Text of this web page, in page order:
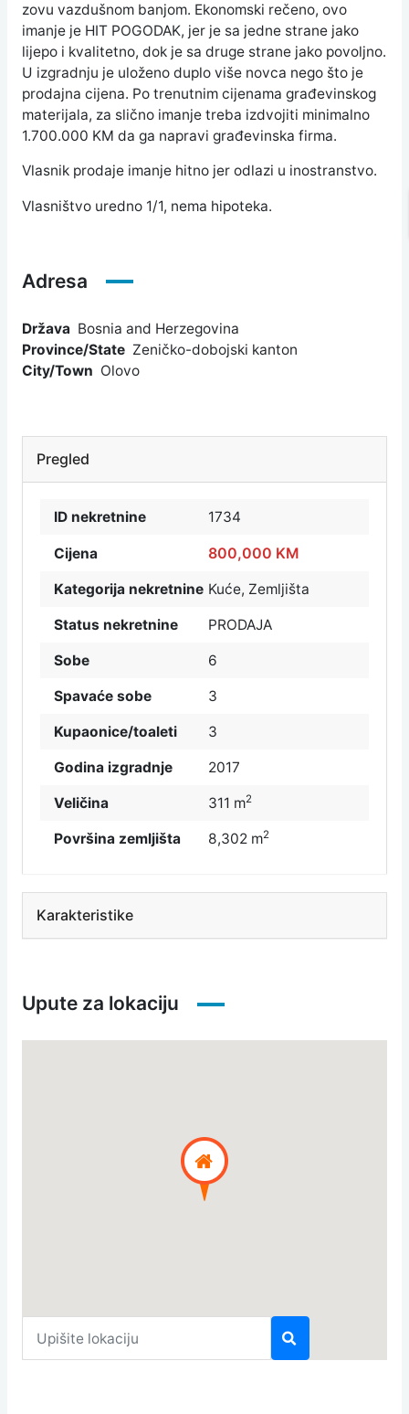
zovu vazdušnom banjom. Ekonomski rečeno, ovo
imanje je HIT POGODAK, jer je sa jedne strane jako
lijepo i kvalitetno, dok je sa druge strane jako povoljno.
U izgradnju je uloženo duplo više novca nego što je
prodajna cijena. Po trenutnim cijenama građevinskog
materijala, za slično imanje treba izdvojiti minimalno
1.700.000 KM da ga napravi građevinska firma.
Vlasnik prodaje imanje hitno jer odlazi u inostranstvo.
Vlasništvo uredno 1/1, nema hipoteka.
Adresa
Država Bosnia and Herzegovina
Province/State Zeničko-dobojski kanton
City/Town Olovo
Pregled
ID nekretnine 1734
Cijena 800,000 KM
Kategorija nekretnine Kuće, Zemljišta
Status nekretnine PRODAJA
Sobe 6
Spavaće sobe 3
Kupaonice/toaleti 3
Godina izgradnje 2017
Veličina 311 m2
Površina zemljišta 8,302 m2
Karakteristike
Upute za lokaciju